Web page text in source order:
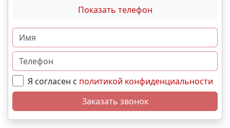
Показать телефон
Я согласен с политикой конфиденциальности
Заказать звонок